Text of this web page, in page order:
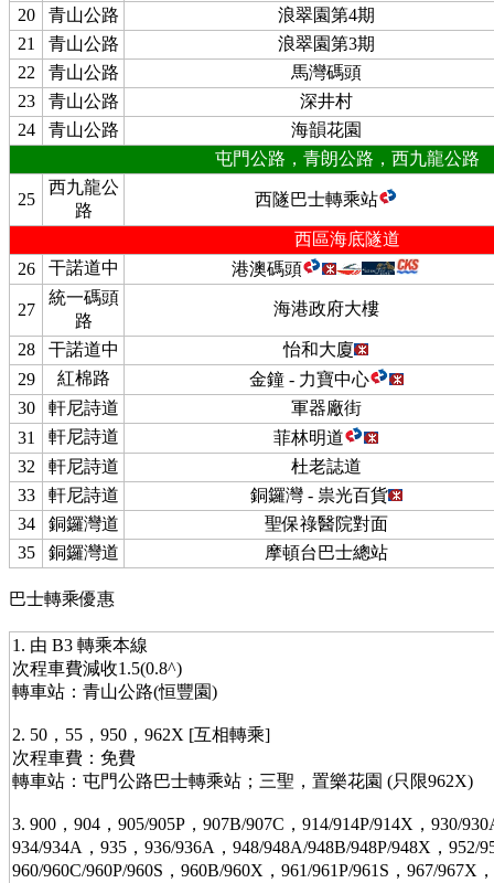
20
青山公路
浪翠園第4期
21
青山公路
浪翠園第3期
22
青山公路
馬灣碼頭
23
青山公路
深井村
24
青山公路
海韻花園
屯門公路，青朗公路，西九龍公路
25
西九龍公
路
西隧巴士轉乘站
西區海底隧道
26
干諾道中 港澳碼頭
27
統一碼頭
路
海港政府大樓
28 干諾道中
怡和大廈
29
紅棉路
金鐘 - 力寶中心
30
軒尼詩道
軍器廠街
31
軒尼詩道
菲林明道
32
軒尼詩道
杜老誌道
33
軒尼詩道
銅鑼灣 - 祟光百貨
34
銅鑼灣道
聖保祿醫院對面
35
銅鑼灣道 摩頓台巴士總站
巴士轉乘優惠
1. 由 B3 轉乘本線
次程車費減收1.5(0.8^)
轉車站：青山公路(恒豐園)
2. 50，55，950，962X [互相轉乘]
次程車費：免費
轉車站：屯門公路巴士轉乘站；三聖，置樂花園 (只限962X)
3. 900，904，905/905P，907B/907C，914/914P/914X，930/
934/934A，935，936/936A，948/948A/948B/948P/948X，952/
960/960C/960P/960S，960B/960X，961/961P/961S，967/967X